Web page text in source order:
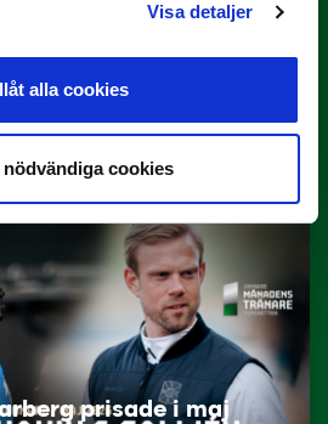
Visa detaljer
alla cookies
nödvändiga cookies
prisade i maj